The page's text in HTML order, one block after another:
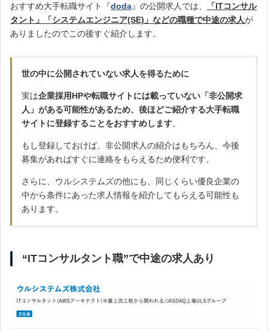
おすすめ大手転職サイト『doda』の公開求人では、
「ITコンサル
タント」「システムエンジニア(SE)」などの職種で中途の求人が
ありましたのでこの後すぐ紹介します。
世の中に公開されていない求人を得るために
実は企業採用HPや転職サイトには載っていない「非公開求
人」がある可能性があるため、後ほどご紹介する大手転職
サイトに登録することをおすすめします。
もし登録しておけば、非公開求人の紹介はもちろん、今後
募集があればすぐに連絡をもらえるため便利です。
さらに、ウルシステムズの他にも、同じくらい優良企業の
中から条件にあった求人情報を紹介してもらえる可能性も
あります。
“ITコンサルタント職”で中途の求人あり